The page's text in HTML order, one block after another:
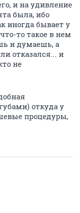
и на удивление
была, ибо
иногда бывает у
то такое в нем
и думаешь, а
отказался... и
не
откуда у
процедуры,